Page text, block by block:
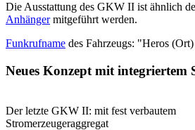
Die Ausstattung des GKW II ist ähnlich
Anhängermitgeführt werden.
Funkrufname des Fahrzeugs: "Heros
Neues Konzept mit integriertem
Der letzte GKW II: mit fest verbautem
Stromerzeugeraggregat